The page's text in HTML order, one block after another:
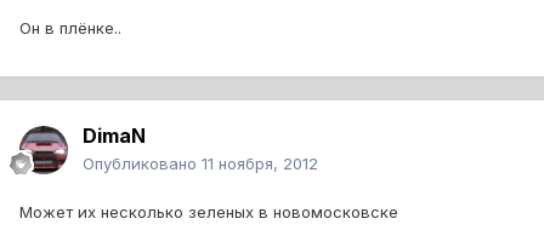
Он в плёнке..
DimaN
Опубликовано 11 ноября, 2012
Может их несколько зеленых в новомосковске